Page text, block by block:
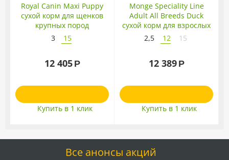
Royal Canin Maxi Puppy
сухой корм для щенков
крупных пород
3
15
12 405 Р
Купить в 1 клик
Monge Speciality Line
Adult All Breeds Duck
сухой корм для взрослых
собак всех пород с уткой
2,5 12 15
12 389 Р
Купить в 1 клик
Все анонсы акций